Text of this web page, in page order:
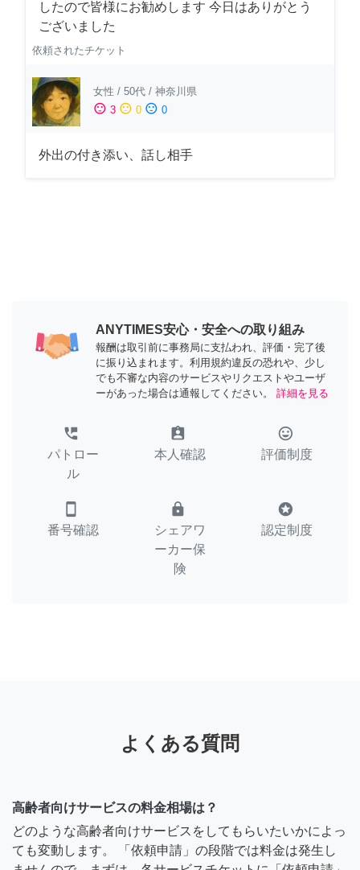
したので皆様にお勧めします 今日はありがとう
ございました
依頼されたチケット
女性 / 50代 / 神奈川県
sentiment_satisfied 3 sentiment_neutral 0 sentiment_dissatisfied 0
外出の付き添い、話し相手
ANYTIMES安心・安全への取り組み
報酬は取引前に事務局に支払われ、評価・完了後
に振り込まれます。利用規約違反の恐れや、少し
でも不審な内容のサービスやリクエストやユーザ
ーがあった場合は通報してください。
詳細を見る
perm_phone_msg
パトロー
ル
assignment_ind
本人確認
tag_faces
評価制度
smartphone
番号確認
lock
シェアワ
ーカー保
険
stars
認定制度
よくある質問
高齢者向けサービスの料金相場は？
どのような高齢者向けサービスをしてもらいたいかによっ
ても変動します。 「依頼申請」の段階では料金は発生し